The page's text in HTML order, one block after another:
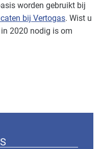
worden gebruikt bij
bij Vertogas. Wist u
2020 nodig is om